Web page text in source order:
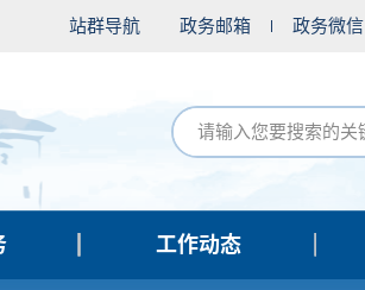
站群导航 政务邮箱 政务微信
工作动态